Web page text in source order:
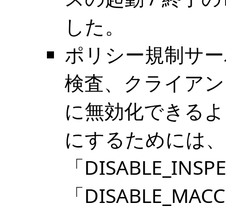
した。
ポリシー規制サ
検査、クライア
に無効化できる
にするためには
「
「